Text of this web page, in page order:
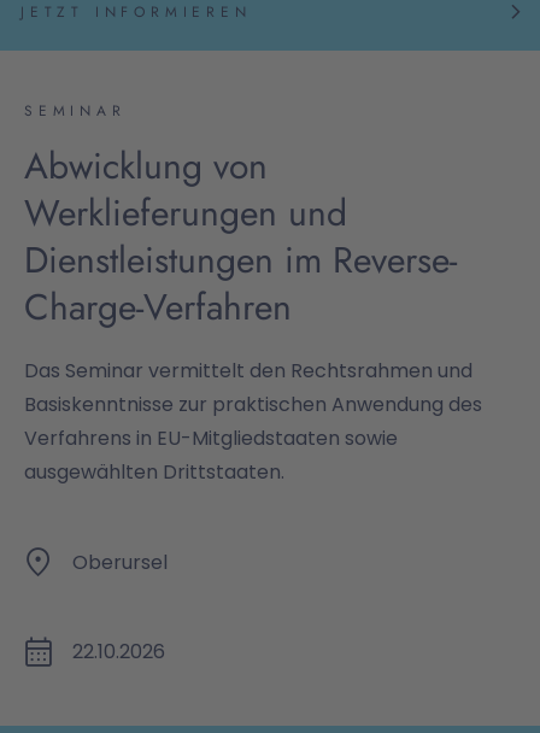
JETZT INFORMIEREN
SEMINAR
Abwicklung von
Werklieferungen und
Dienstleistungen im Reverse-
Charge-Verfahren
Das Seminar vermittelt den Rechtsrahmen und
Basiskenntnisse zur praktischen Anwendung des
Verfahrens in EU-Mitgliedstaaten sowie
ausgewählten Drittstaaten.
Oberursel
22.10.2026